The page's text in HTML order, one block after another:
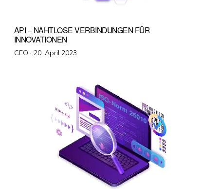
API – NAHTLOSE VERBINDUNGEN FÜR
INNOVATIONEN
CEO · Veröffentlicht
20. April 2023